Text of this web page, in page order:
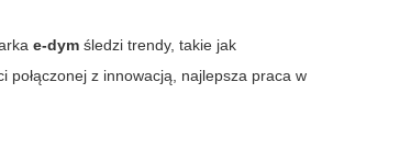
e-dym śledzi trendy, takie jak
z innowacją, najlepsza praca w